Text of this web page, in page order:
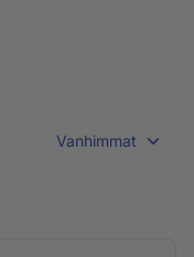
Vanhimmat